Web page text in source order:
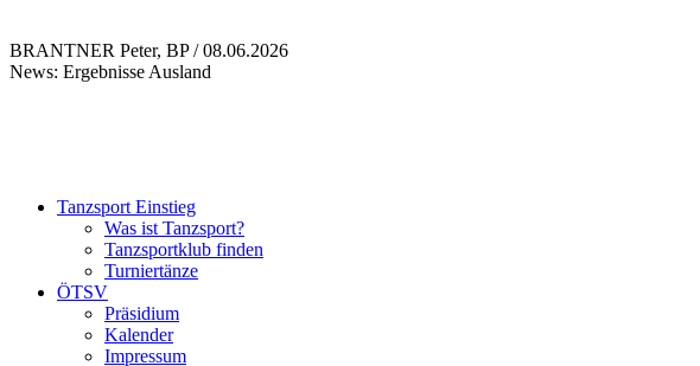
BRANTNER Peter, BP / 08.06.2026
News: Ergebnisse Ausland
Tanzsport Einstieg
Was ist Tanzsport?
Tanzsportklub finden
Turniertänze
ÖTSV
Präsidium
Kalender
Impressum